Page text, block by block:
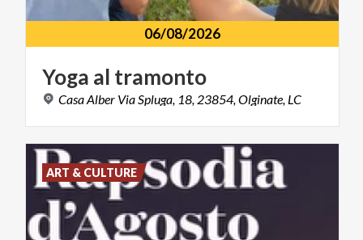
06/08/2026
Yoga al tramonto
CasaAlber Via Spluga, 18, 23854, Olginate, LC
ART & CULTURE